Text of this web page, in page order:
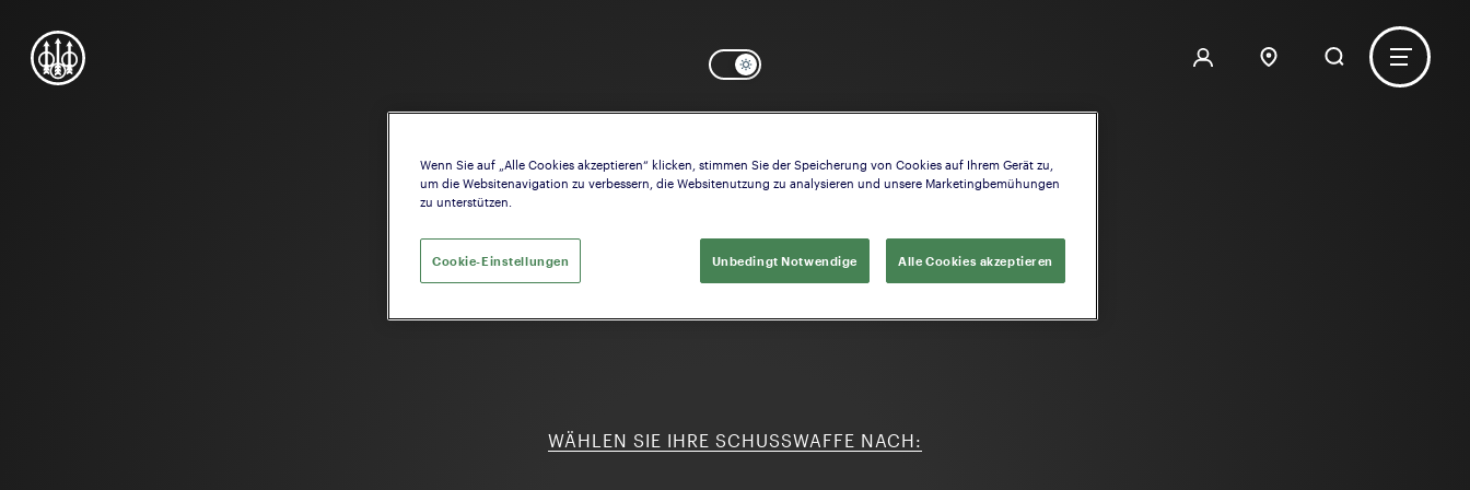
WÄHLEN SIE IHRE SCHUSSWAFFE NACH:
Wenn Sie auf „Alle Cookies akzeptieren“ klicken, stimmen Sie der Speicherung von Cookies auf Ihrem Gerät zu,
um die Websitenavigation zu verbessern, die Websitenutzung zu analysieren und unsere Marketingbemühungen
zu unterstützen.
Unbedingt Notwendige Alle Cookies akzeptieren
Cookie-Einstellungen